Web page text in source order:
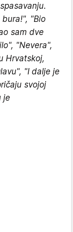
"Bio
sam dve
"Nevera",
Hrvatskoj,
"I dalje je
svojoj
je